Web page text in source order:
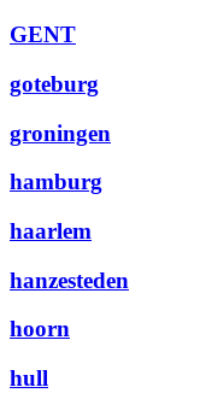
GENT
goteburg
groningen
hamburg
haarlem
hanzesteden
hoorn
hull